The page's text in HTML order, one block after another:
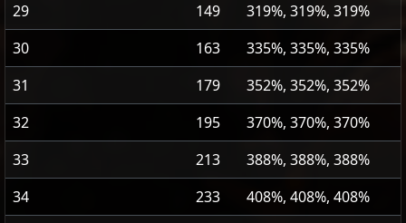
29
149
319%, 319%, 319%
30
163
335%, 335%, 335%
31
179
352%, 352%, 352%
32
195
370%, 370%, 370%
33
213
388%, 388%, 388%
34
233
408%, 408%, 408%